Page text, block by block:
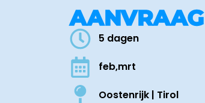
AANVRAAG
5 dagen
feb,mrt
Oostenrijk | Tirol